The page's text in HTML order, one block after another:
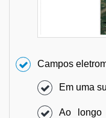
Campos
Em uma
Ao